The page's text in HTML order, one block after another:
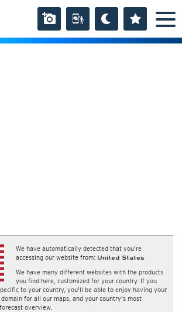
We have automatically detected that you're
accessing our website from: United States
We have many different websites with the products
you find here, customized for your country. If you
to your country, you'll be able to enjoy having your
for all our maps, and your country's most
overview.